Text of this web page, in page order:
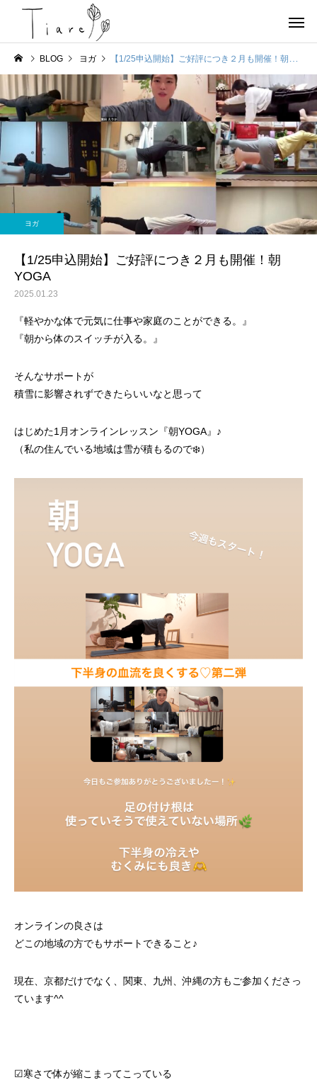
お店情報
京都北部 宮津で唯一の女
性専用のコンディショニン
グサロンTiare（ティアレ）
のご紹介
ヨガ
OHAYOGA 25/7/27
【参加者募集】
BLOG ヨガ 【1/25申込開始】ご好評につき２月も開催！朝YOGA
ヨガ
【1/25申込開始】ご好評につき２月も開催！朝
YOGA
2025.01.23
『軽やかな体で元気に仕事や家庭のことができる。』
『朝から体のスイッチが入る。』
そんなサポートが
積雪に影響されずできたらいいなと思って
はじめた1月オンラインレッスン『朝YOGA』♪
（私の住んでいる地域は雪が積もるので❄️）
オンラインの良さは
どこの地域の方でもサポートできること♪
現在、京都だけでなく、関東、九州、沖縄の方もご参加くださっ
ています^^
☑︎寒さで体が縮こまってこっている